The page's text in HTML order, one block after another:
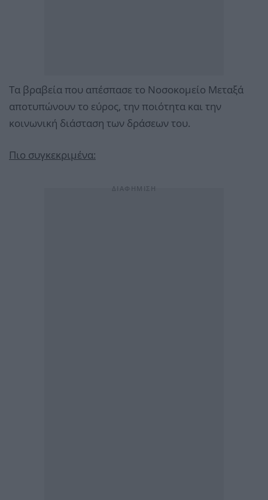
Τα βραβεία που απέσπασε το Νοσοκομείο Μεταξά
αποτυπώνουν το εύρος, την ποιότητα και την
κοινωνική διάσταση των δράσεων του.
Πιο συγκεκριμένα: